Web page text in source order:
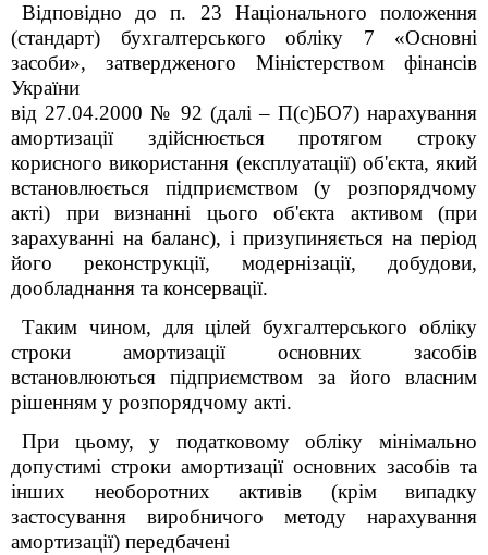
Відповідно до п. 23 Національного положення
(стандарт) бухгалтерського обліку 7 «Основні
засоби», затвердженого Міністерством фінансів
України
від 27.04.2000 № 92 (далі – П(с)БО7) нарахування
амортизації здійснюється протягом строку
корисного використання (експлуатації) об'єкта, який
встановлюється підприємством (у розпорядчому
акті) при визнанні цього об'єкта активом (при
зарахуванні на баланс), і призупиняється на період
його реконструкції, модернізації, добудови,
дообладнання та консервації.
Таким чином, для цілей бухгалтерського обліку
строки амортизації основних засобів
встановлюються підприємством за його власним
рішенням у розпорядчому акті.
При цьому, у податковому обліку мінімально
допустимі строки амортизації основних засобів та
інших необоротних активів (крім випадку
застосування виробничого методу нарахування
амортизації) передбачені